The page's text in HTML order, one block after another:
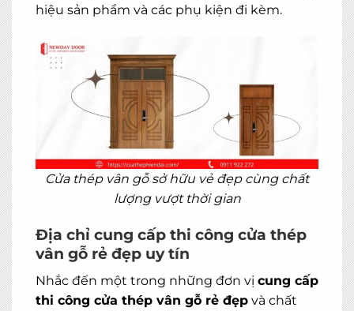
hiệu sản phẩm và các phụ kiện đi kèm.
Cửa thép vân gỗ sở hữu vẻ đẹp cùng chất
lượng vượt thời gian
Địa chỉ cung cấp thi công cửa thép
vân gỗ rẻ đẹp uy tín
Nhắc đến một trong những đơn vị cung cấp
thi công cửa thép vân gỗ rẻ đẹp và chất